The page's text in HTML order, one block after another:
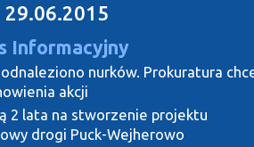
29.06.2015
Informacyjny
nurków. Prokuratura
akcji
2 lata na stworzenie projektu
drogi Puck-Wejherowo